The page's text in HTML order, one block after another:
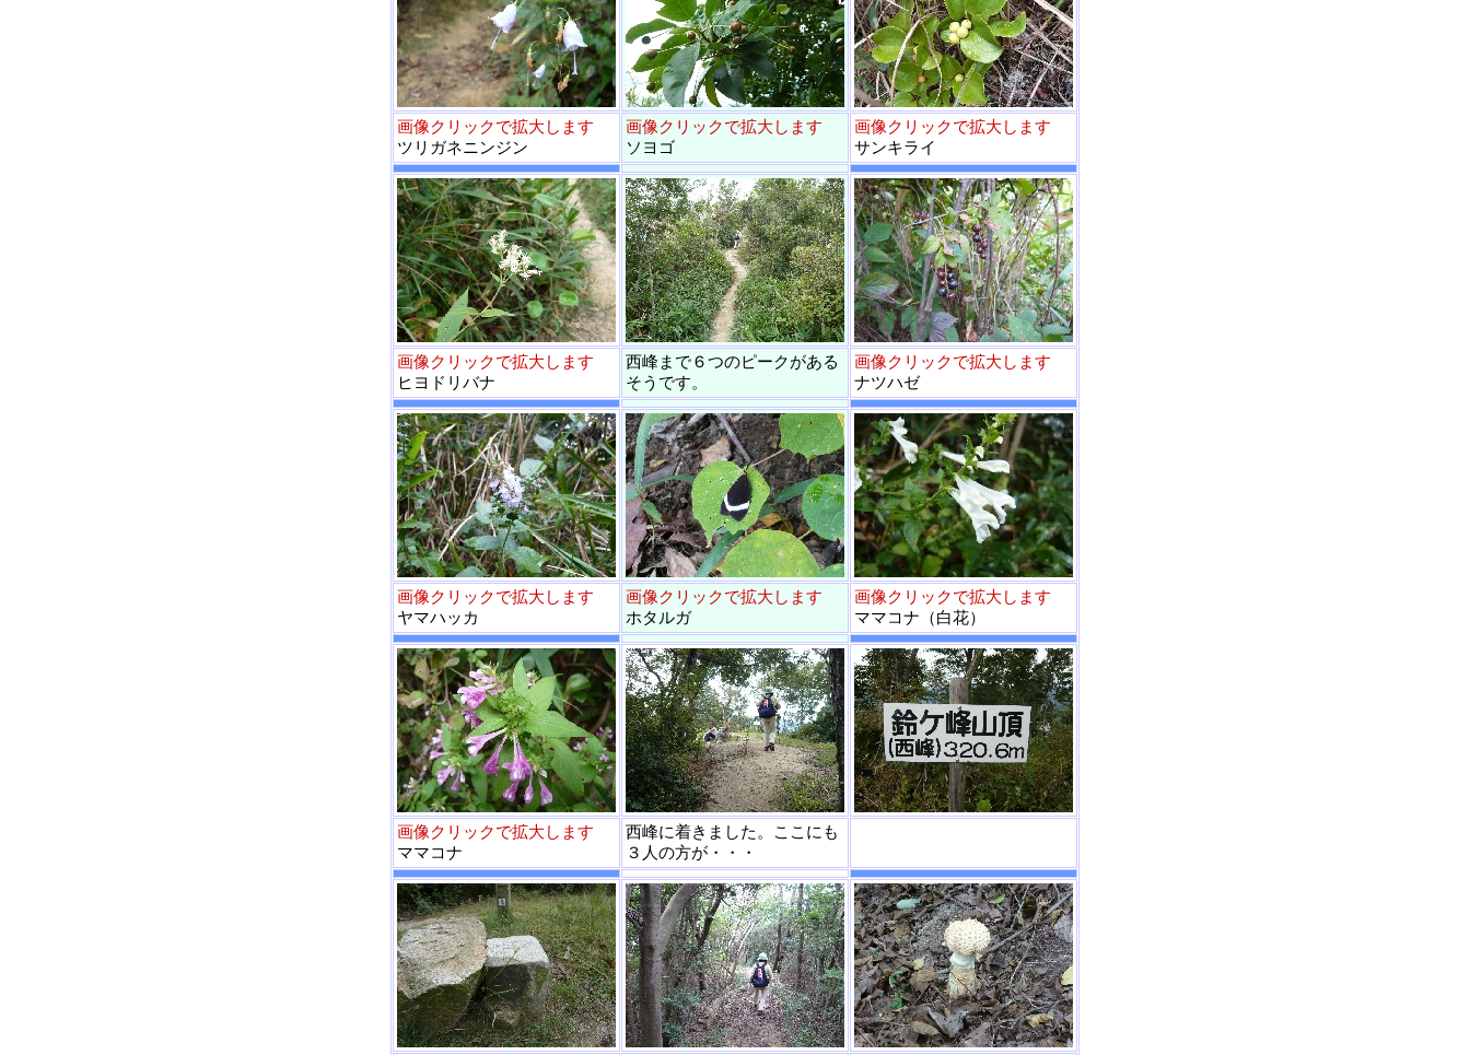
画像クリックで拡大します
ツリガネニンジン
画像クリックで拡大します
ソヨゴ
画像クリックで拡大します
サンキライ
画像クリックで拡大します
ヒヨドリバナ
西峰まで６つのピークがある
そうです。
画像クリックで拡大します
ナツハゼ
画像クリックで拡大します
ヤマハッカ
画像クリックで拡大します
ホタルガ
画像クリックで拡大します
ママコナ（白花）
画像クリックで拡大します
ママコナ
西峰に着きました。ここにも
３人の方が・・・